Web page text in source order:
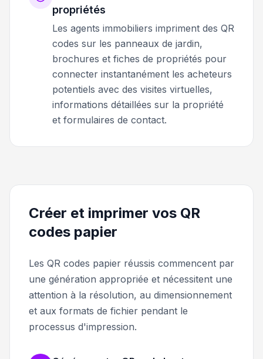
propriétés
Les agents immobiliers impriment des QR
codes sur les panneaux de jardin,
brochures et fiches de propriétés pour
connecter instantanément les acheteurs
potentiels avec des visites virtuelles,
informations détaillées sur la propriété
et formulaires de contact.
Créer et imprimer vos QR
codes papier
Les QR codes papier réussis commencent par
une génération appropriée et nécessitent une
attention à la résolution, au dimensionnement
et aux formats de fichier pendant le
processus d'impression.